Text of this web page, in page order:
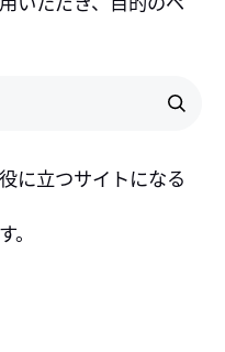
に立つサイトになる